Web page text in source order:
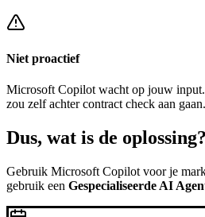
Niet proactief
Microsoft Copilotwacht op jouw
zou zelf achtercontract check aan gaan.
Dus, wat is de oplossing?
Gebruik Microsoft Copilot voor je
gebruik een Gespecialiseerde AI